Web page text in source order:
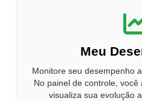
Meu
Monitore seu desempenho
No painel de controle,
visualiza sua evolução